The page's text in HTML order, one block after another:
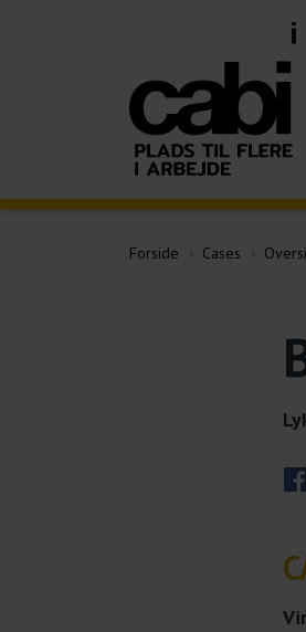
Forside Cases